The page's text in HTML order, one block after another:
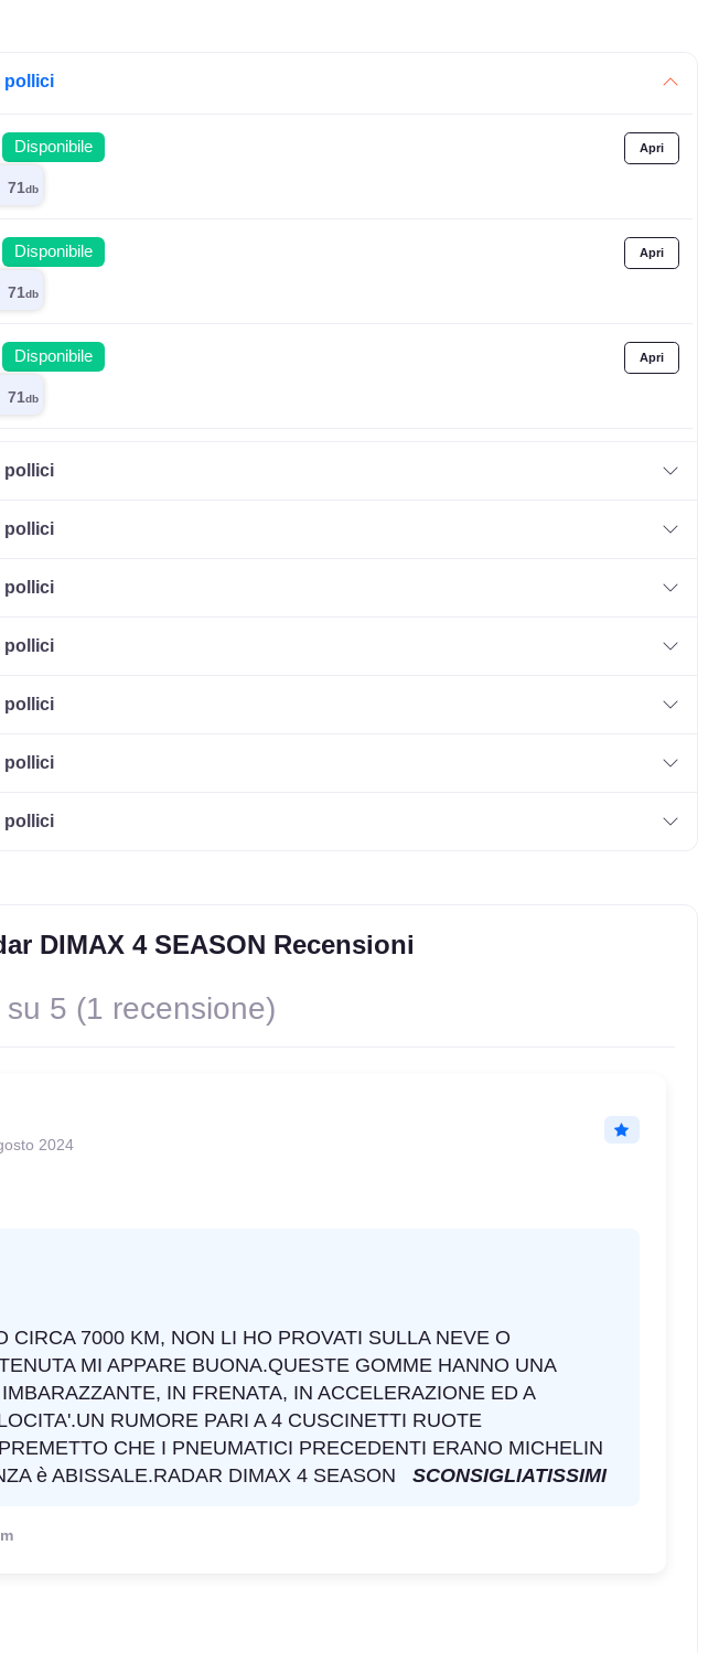
pollici
Disponibile
Disponibile
Disponibile
XL Disponibile
pollici
pollici
pollici
pollici
pollici
pollici
pollici
DIMAX 4 SEASON Recensioni
su 5 (1 recensione)
2024
CIRCA 7000 KM, NON LI HO PROVATI SULLA NEVE O
MI APPARE BUONA.QUESTE GOMME HANNO UNA
IN FRENATA, IN ACCELERAZIONE ED A
RUMORE PARI A 4 CUSCINETTI RUOTE
CHE I PNEUMATICI PRECEDENTI ERANO MICHELIN
è ABISSALE.RADAR DIMAX 4 SEASON SCONSIGLIATISSIMI